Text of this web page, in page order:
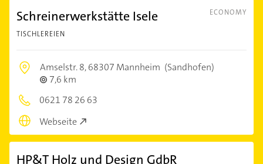
ECONOMY
Schreinerwerkstätte Isele
TISCHLEREIEN
Amselstr. 8,68307 Mannheim (Sandhofen)
7,6 km
0621 78 26 63
Webseite
HP&T Holz und Design GdbR